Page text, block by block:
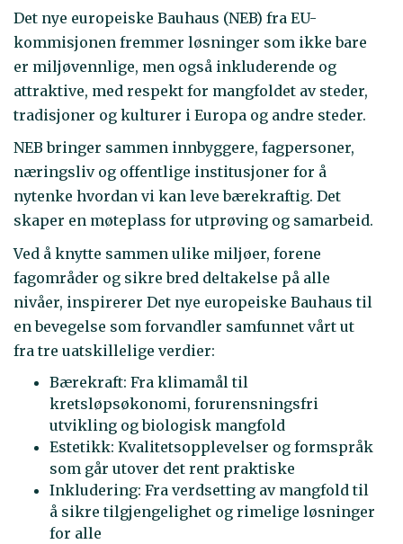
Det nye europeiske Bauhaus (NEB) fra EU-
kommisjonen fremmer løsninger som ikke bare
er miljøvennlige, men også inkluderende og
attraktive, med respekt for mangfoldet av steder,
tradisjoner og kulturer i Europa og andre steder.
NEB bringer sammen innbyggere, fagpersoner,
næringsliv og offentlige institusjoner for å
nytenke hvordan vi kan leve bærekraftig. Det
skaper en møteplass for utprøving og samarbeid.
Ved å knytte sammen ulike miljøer, forene
fagområder og sikre bred deltakelse på alle
nivåer, inspirerer Det nye europeiske Bauhaus til
en bevegelse som forvandler samfunnet vårt ut
fra tre uatskillelige verdier:
Bærekraft: Fra klimamål til
kretsløpsøkonomi, forurensningsfri
utvikling og biologisk mangfold
Estetikk: Kvalitetsopplevelser og formspråk
som går utover det rent praktiske
Inkludering: Fra verdsetting av mangfold til
å sikre tilgjengelighet og rimelige løsninger
for alle